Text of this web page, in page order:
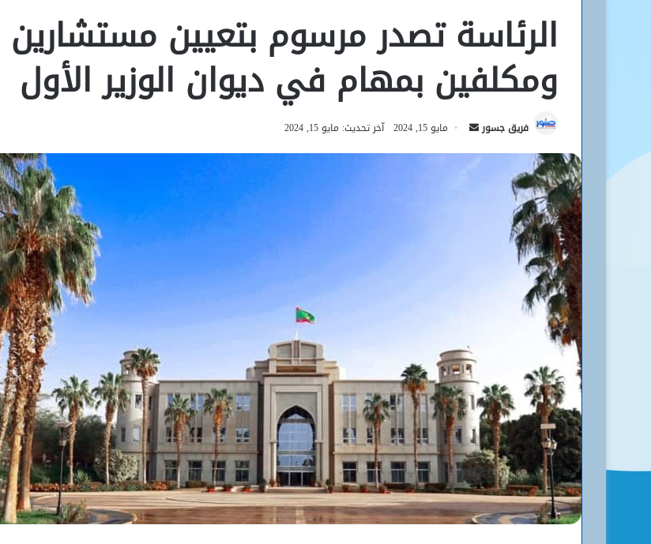
الرئاسة تصدر مرسوم بتعيين مستشارين
ومكلفين بمهام في ديوان الوزير الأول
فريق جسور
أرسل مايو 15, 2024 آخر تحديث: مايو 15, 2024